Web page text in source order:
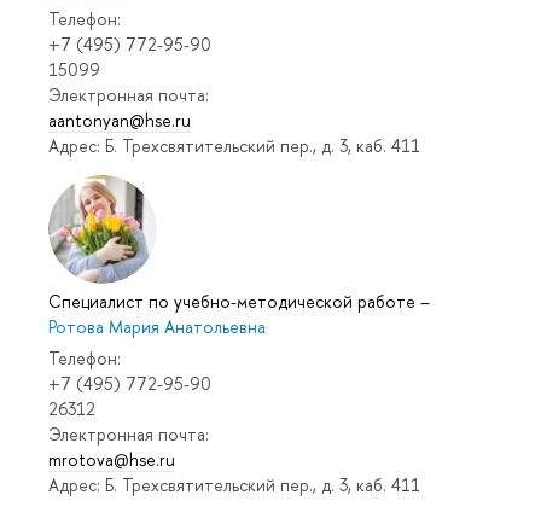
Телефон:
+7 (495) 772-95-90
15099
Электронная почта:
aantonyan@hse.ru
Адрес: Б. Трехсвятительский пер., д. 3, каб. 411
Специалист по учебно-методической работе –
Ротова Мария Анатольевна
Телефон:
+7 (495) 772-95-90
26312
Электронная почта:
mrotova@hse.ru
Адрес: Б. Трехсвятительский пер., д. 3, каб. 411